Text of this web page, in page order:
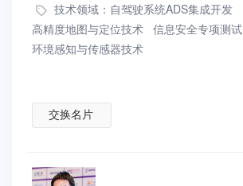
技术领域： 自驾驶系统ADS集成开发
高精度地图与定位技术 信息安全专项测试
环境感知与传感器技术
交换名片